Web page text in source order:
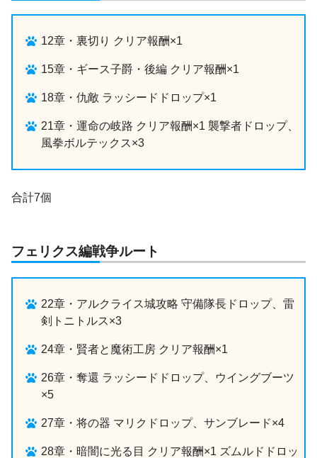
12章・裏切り クリア報酬×1
15章・ギース子爵・後編 クリア報酬×1
18章・仇敵 ラッシードドロップ×1
21章・運命の岐路 クリア報酬×1 襲撃者ドロップ、
風拳ボルテックス×3
合計7個
フェリクス編戦争ルート
22章・アルクライス城攻略 守備隊長ドロップ、雷
剣トニトルス×3
24章・賢者と魔術工房 クリア報酬×1
26章・奪還 ラッシードドロップ、ウイングブーツ
×5
27章・将の器 マリクドロップ、サンブレード×4
28章・暗闇に光る目 クリア報酬×1 ズムルドドロッ